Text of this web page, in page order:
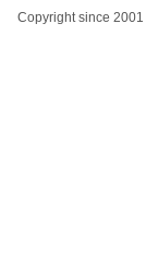
Copyright since